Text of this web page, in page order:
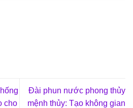
cho
Đài phun nước phong thủy
mệnh thủy: Tạo không gian